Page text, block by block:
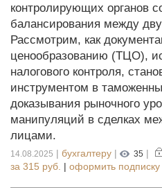
контролирующих органов
балансирования между
Рассмотрим, как
ценообразованию (ТЦО),
налогового контроля,
инструментом в
доказывания рыночного
манипуляций в сделках
лицами.
14.08.2025 | бухгалтеру | 35 |
за 315 руб. | оформить подписку